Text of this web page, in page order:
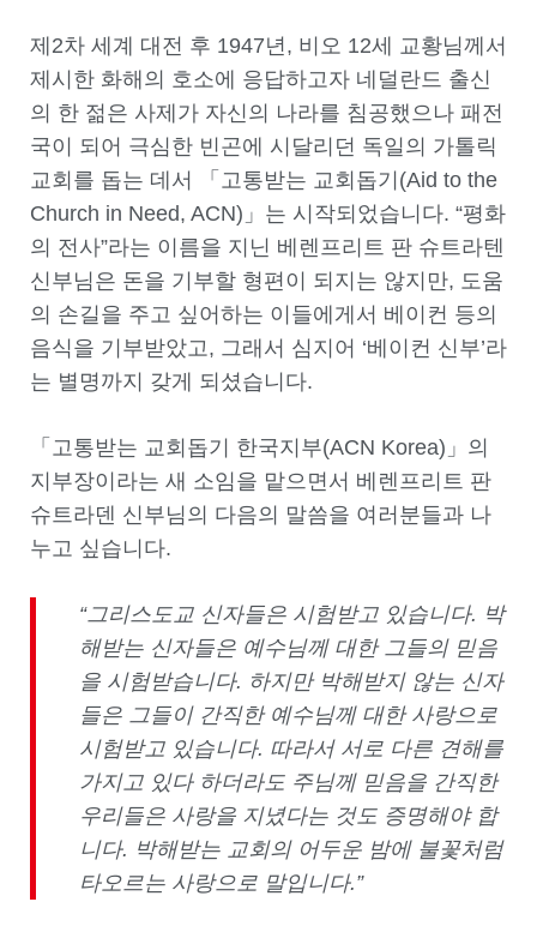
제2차 세계 대전 후 1947년, 비오 12세 교황님께서
제시한 화해의 호소에 응답하고자 네덜란드 출신
의 한 젊은 사제가 자신의 나라를 침공했으나 패전
국이 되어 극심한 빈곤에 시달리던 독일의 가톨릭
교회를 돕는 데서 「고통받는 교회돕기(Aid to the
Church in Need, ACN)」는 시작되었습니다. “평화
의 전사”라는 이름을 지닌 베렌프리트 판 슈트라텐
신부님은 돈을 기부할 형편이 되지는 않지만, 도움
의 손길을 주고 싶어하는 이들에게서 베이컨 등의
음식을 기부받았고, 그래서 심지어 ‘베이컨 신부’라
는 별명까지 갖게 되셨습니다.
「고통받는 교회돕기 한국지부(ACN Korea)」의
지부장이라는 새 소임을 맡으면서 베렌프리트 판
슈트라덴 신부님의 다음의 말씀을 여러분들과 나
누고 싶습니다.
“그리스도교 신자들은 시험받고 있습니다. 박
해받는 신자들은 예수님께 대한 그들의 믿음
을 시험받습니다. 하지만 박해받지 않는 신자
들은 그들이 간직한 예수님께 대한 사랑으로
시험받고 있습니다. 따라서 서로 다른 견해를
가지고 있다 하더라도 주님께 믿음을 간직한
우리들은 사랑을 지녔다는 것도 증명해야 합
니다. 박해받는 교회의 어두운 밤에 불꽃처럼
타오르는 사랑으로 말입니다.”